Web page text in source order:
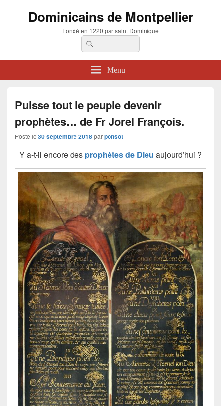
Dominicains de Montpellier
Fondé en 1220 par saint Dominique
Recherche :
Menu
Puisse tout le peuple devenir
prophètes… de Fr Jorel François.
Posté le 30 septembre 2018parponsot
Y a-t-il encore des prophètes de Dieu aujourd’hui ?